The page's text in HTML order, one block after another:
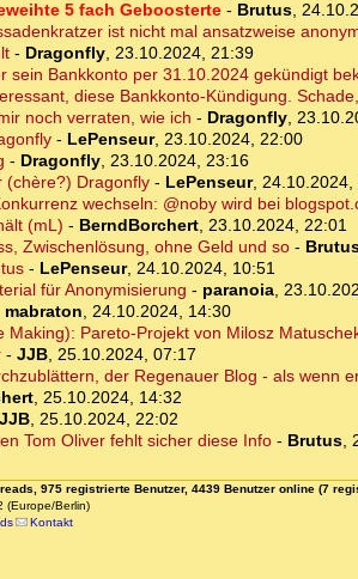
5 fach Geboosterte- Brutus,
ist nicht mal ansatzweise
- Dragonfly, 23.10.2024, 21:39
sein Bankkonto per 31.10.2024 gekündigt
diese Bankkonto-Kündigung.
noch verraten, wie ich - Dragonfly,
- LePenseur, 23.10.2024, 22:00
- Dragonfly, 23.10.2024, 23:16
(chère?) Dragonfly- LePenseur, 24.10.2024,
wechseln: @noby wird bei
(mL) - BerndBorchert, 23.10.2024, 22:01
Zwischenlösung, ohne Geld und so-
- LePenseur, 24.10.2024, 10:51
für Anonymisierung - paranoia,
mabraton, 24.10.2024, 14:30
Making): Pareto-Projekt von Milosz
- JJB, 25.10.2024, 07:17
der Regenauer Blog - als wenn
, 25.10.2024, 14:32
JJB, 25.10.2024, 22:02
Tom Oliver fehlt sicher diese Info- Brutus,
975 registrierte Benutzer, 4439 Benutzer online (7
(Europe/Berlin)
Kontakt